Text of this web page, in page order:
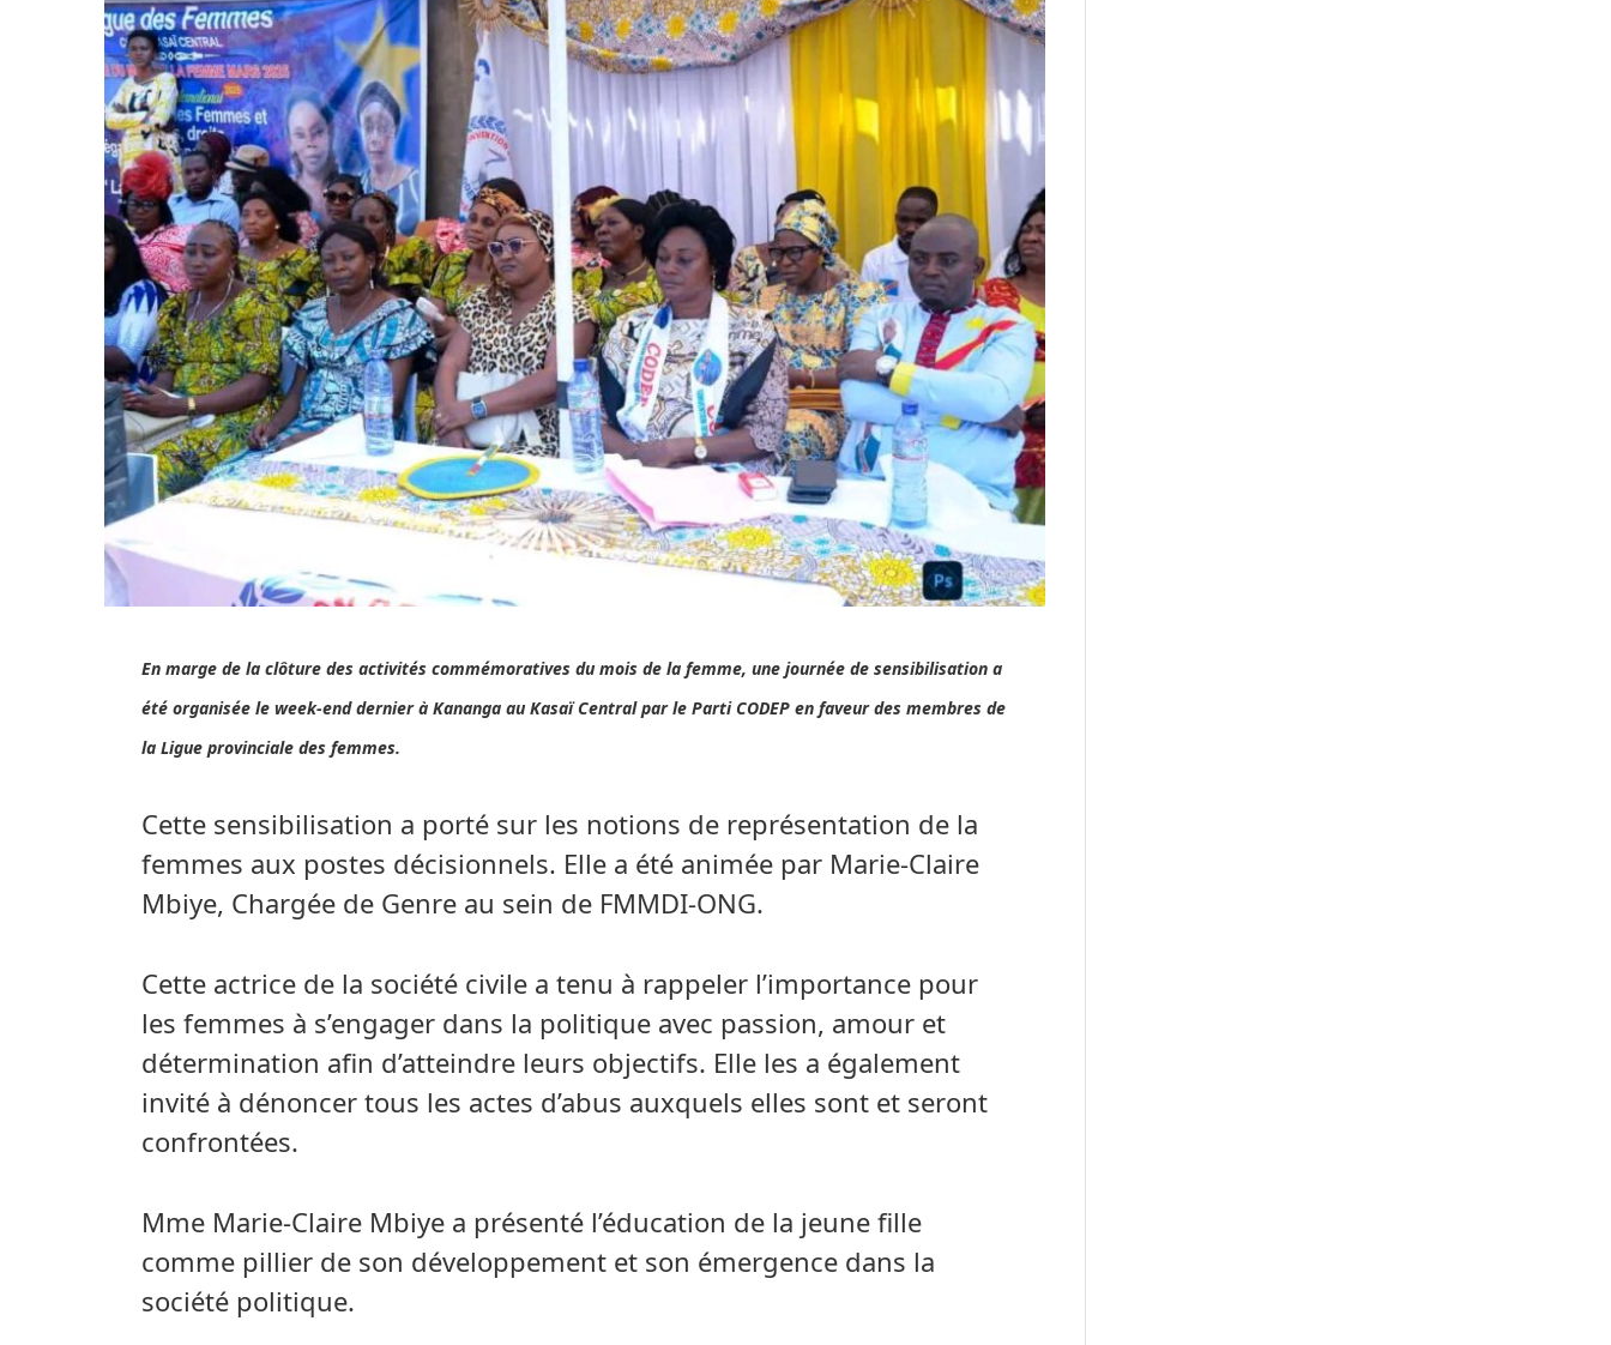
En marge de la clôture des activités commémoratives du mois de la femme, une journée de sensibilisation a
été organisée le week-end dernier à Kananga au Kasaï Central par le Parti CODEP en faveur des membres de
la Ligue provinciale des femmes.
Cette sensibilisation a porté sur les notions de représentation de la
femmes aux postes décisionnels. Elle a été animée par Marie-Claire
Mbiye, Chargée de Genre au sein de FMMDI-ONG.
Cette actrice de la société civile a tenu à rappeler l’importance pour
les femmes à s’engager dans la politique avec passion, amour et
détermination afin d’atteindre leurs objectifs. Elle les a également
invité à dénoncer tous les actes d’abus auxquels elles sont et seront
confrontées.
Mme Marie-Claire Mbiye a présenté l’éducation de la jeune fille
comme pillier de son développement et son émergence dans la
société politique.